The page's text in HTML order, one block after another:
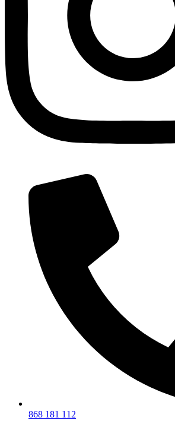
868 181 112